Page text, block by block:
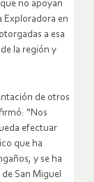
no apoyan
Exploradora en
a esa
la región y
de otros
“Nos
efectuar
que ha
y se ha
San Miguel